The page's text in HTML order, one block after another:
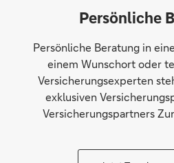
Persönliche
Persönliche Beratung in
einem Wunschort oder
Versicherungsexperten
exklusiven
Versicherungspartners